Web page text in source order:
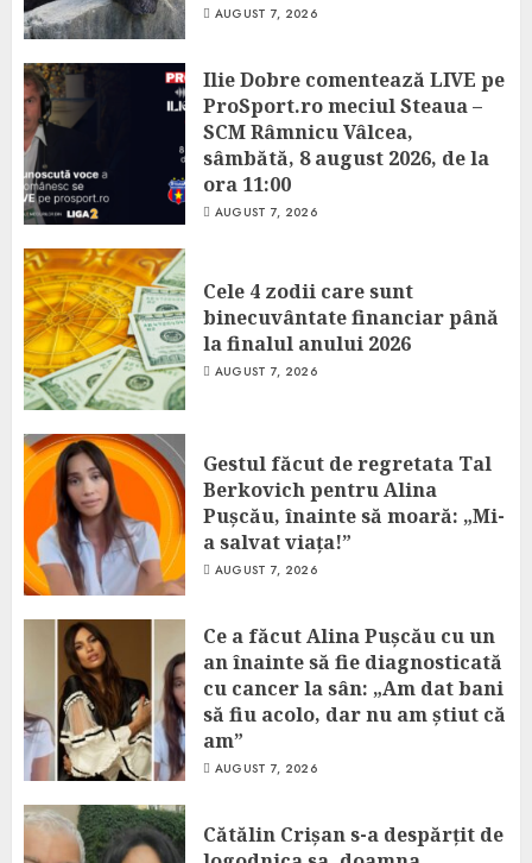
AUGUST 7, 2026
Ilie Dobre comentează LIVE pe
ProSport.ro meciul Steaua –
SCM Râmnicu Vâlcea,
sâmbătă, 8 august 2026, de la
ora 11:00
AUGUST 7, 2026
Cele 4 zodii care sunt
binecuvântate financiar până
la finalul anului 2026
AUGUST 7, 2026
Gestul făcut de regretata Tal
Berkovich pentru Alina
Pușcău, înainte să moară: „Mi-
a salvat viața!”
AUGUST 7, 2026
Ce a făcut Alina Pușcău cu un
an înainte să fie diagnosticată
cu cancer la sân: „Am dat bani
să fiu acolo, dar nu am știut că
am”
AUGUST 7, 2026
Cătălin Crișan s-a despărțit de